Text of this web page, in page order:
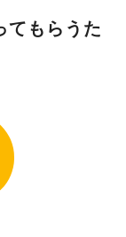
てもらうた